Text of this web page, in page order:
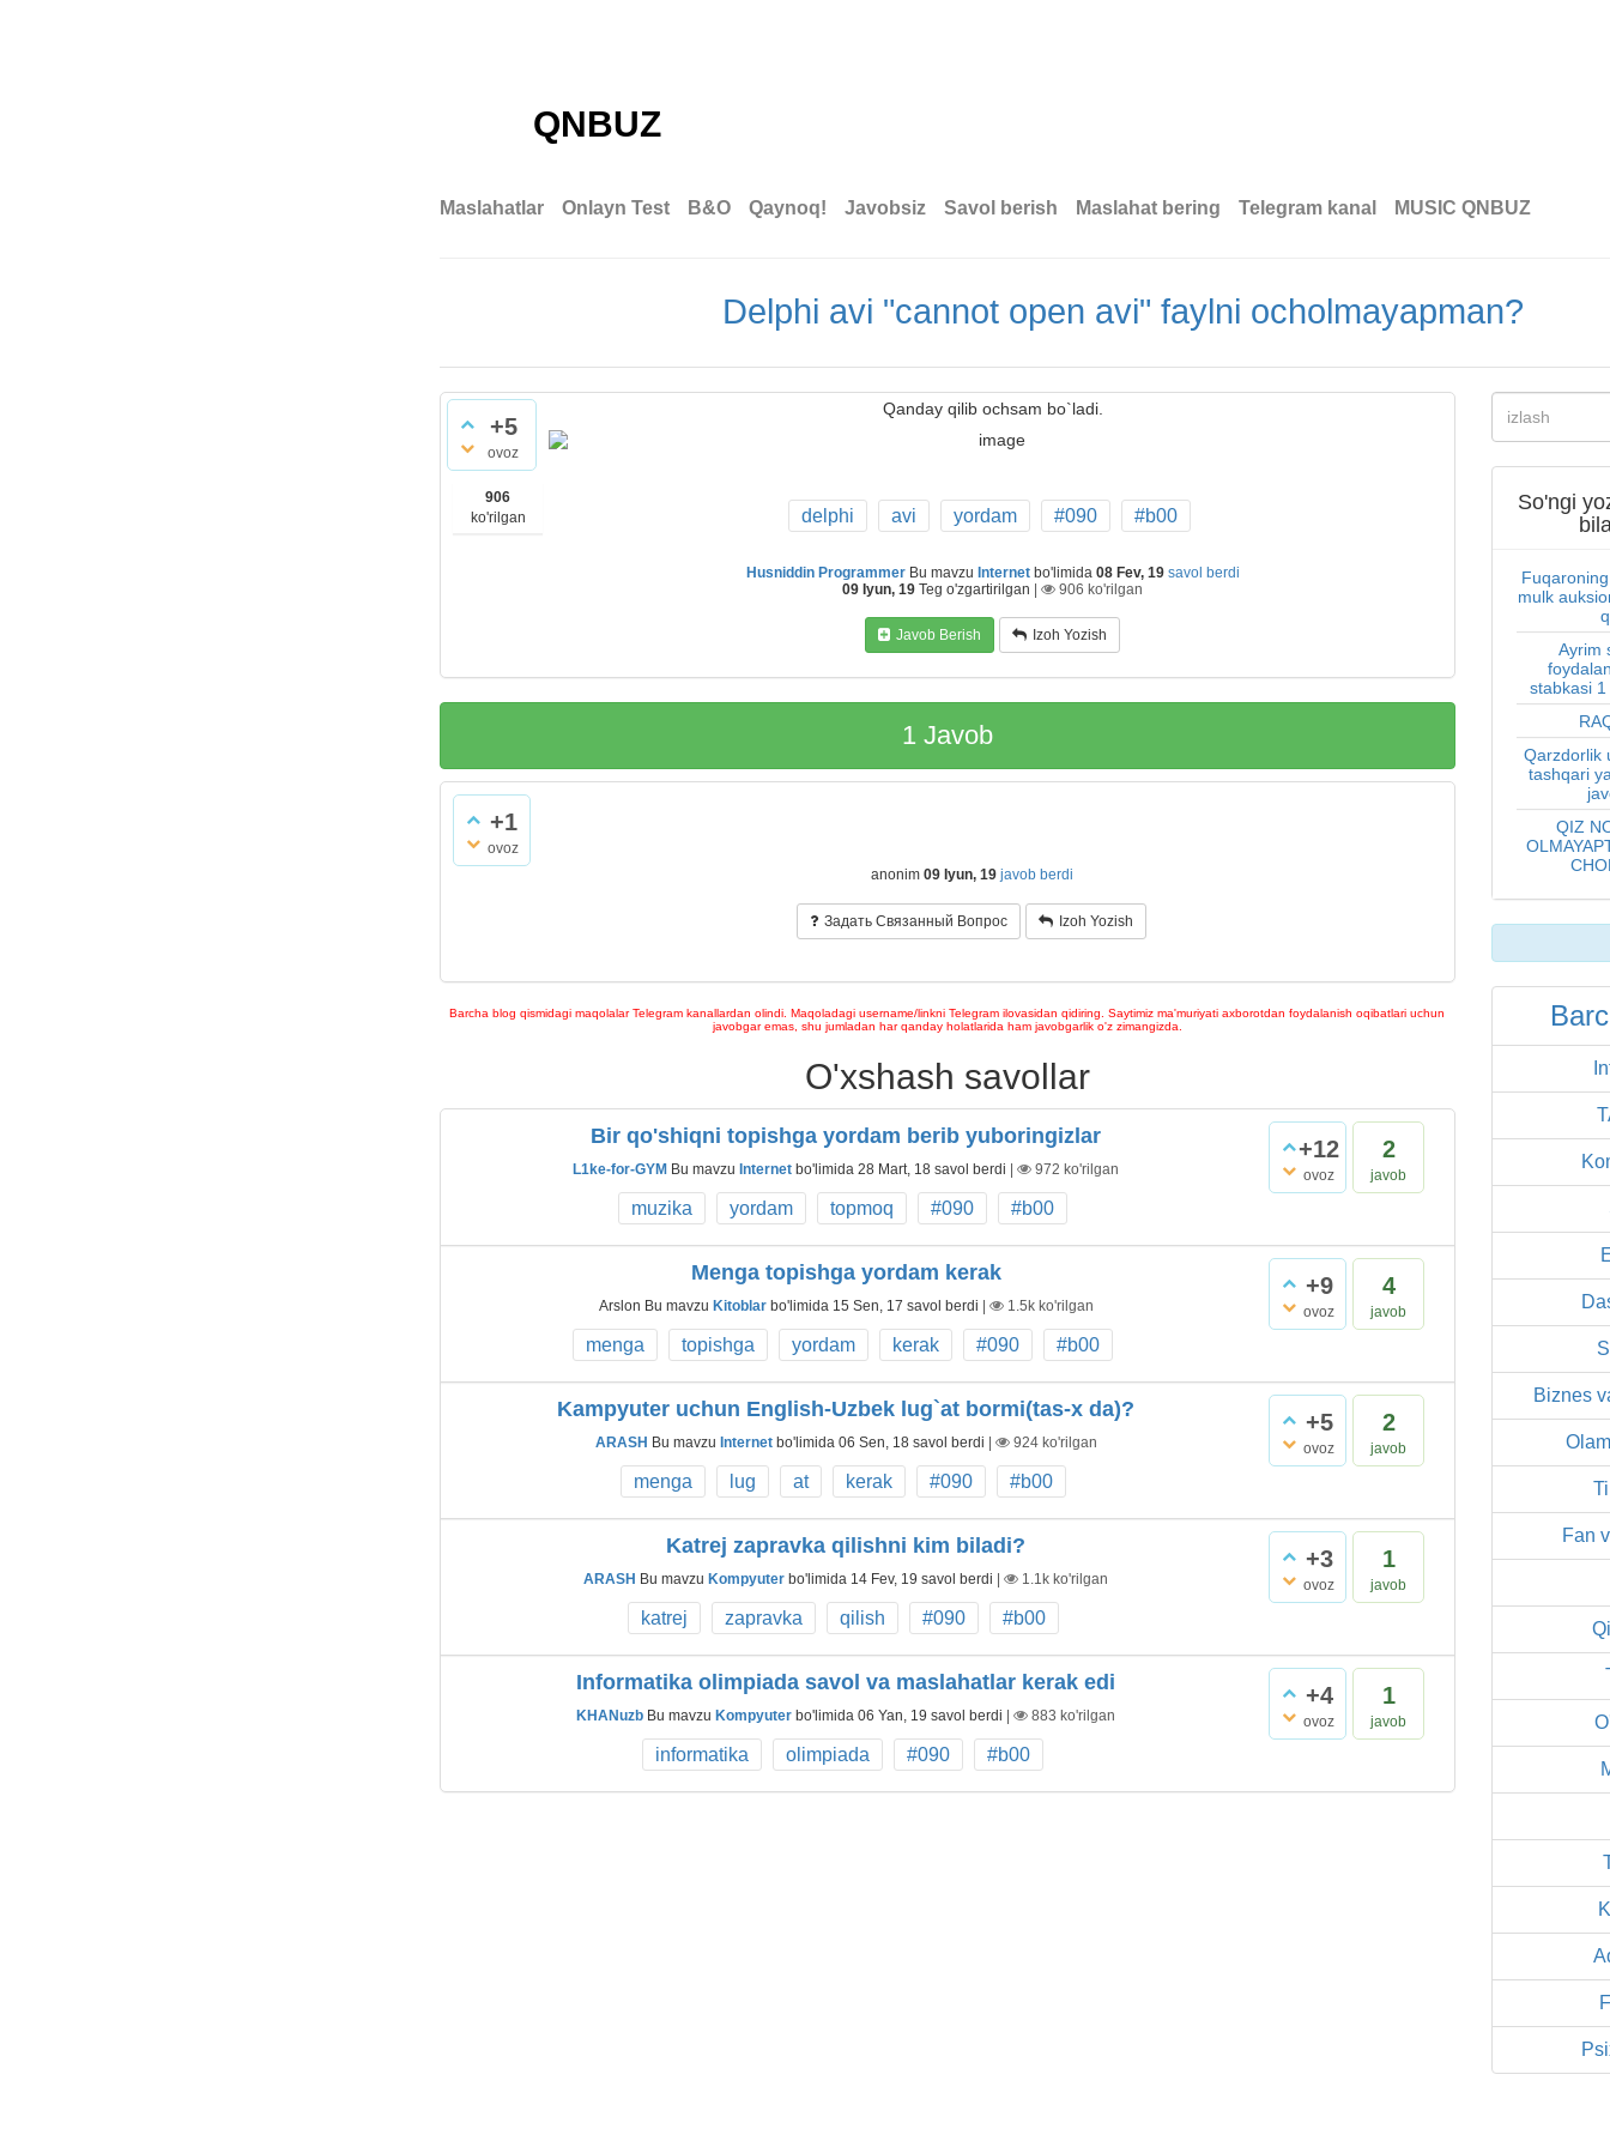
QNBUZ
Maslahatlar Onlayn Test В&О Qaynoq! Javobsiz Savol berish Maslahat bering Telegram kanal MUSIC QNBUZ
Delphi avi "cannot open avi" faylni ocholmayapman?
+5
ovoz
906
ko'rilgan
Qanday qilib ochsam bo`ladi.
delphi avi yordam #090 #b00
Husniddin Programmer Bu mavzu Internetbo'limida 08 Fev, 19 savol berdi
09 Iyun, 19 Teg o'zgartirilgan | 906 ko'rilgan
Javob Berish Izoh Yozish
1Javob
+1
ovoz
anonim 09 Iyun, 19 javob berdi
Задать Связанный Вопрос Izoh Yozish
Barcha blog qismidagi maqolalar Telegram kanallardan olindi. Maqoladagi username/linkni Telegram ilovasidan qidiring. Saytimiz ma'muriyati axborotdan foydalanish oqibatlari uchun
javobgar emas, shu jumladan har qanday holatlarida ham javobgarlik o'z zimangizda.
O'xshash savollar
+12
ovoz
2
javob
Bir qo'shiqni topishga yordam berib yuboringizlar
L1ke-for-GYM Bu mavzuInternet bo'limida 28 Mart, 18 savol berdi | 972 ko'rilgan
muzika yordam topmoq #090 #b00
+9
ovoz
4
javob
Menga topishga yordam kerak
Arslon Bu mavzu Kitoblarbo'limida 15 Sen, 17 savol berdi | 1.5kko'rilgan
menga topishga yordam kerak #090 #b00
+5
ovoz
2
javob
Kampyuter uchun English-Uzbek lug`at bormi(tas-x da)?
ARASH Bu mavzu Internetbo'limida 06 Sen, 18 savol berdi | 924ko'rilgan
menga lug at kerak #090 #b00
+3
ovoz
1
javob
Katrej zapravka qilishni kim biladi?
ARASH Bu mavzuKompyuter bo'limida 14 Fev, 19 savol berdi | 1.1k ko'rilgan
katrej zapravka qilish #090 #b00
+4
ovoz
1
javob
Informatika olimpiada savol va maslahatlar kerak edi
KHANuzb Bu mavzuKompyuter bo'limida 06 Yan, 19 savol berdi | 883 ko'rilgan
informatika olimpiada #090 #b00
So'ngi
Fuqaroning
mulk
Ayrim
stabkasi
Qarzdorlik
tashqari
QIZ
Biznes
Fan